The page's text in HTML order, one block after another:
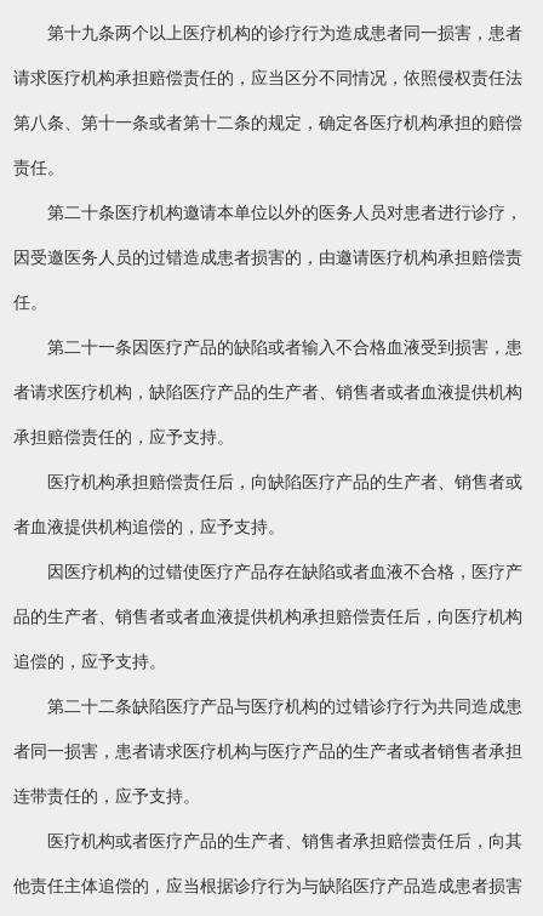
第十九条两个以上医疗机构的诊疗行为造成患者同一损害，患者
请求医疗机构承担赔偿责任的，应当区分不同情况，依照侵权责任法
第八条、第十一条或者第十二条的规定，确定各医疗机构承担的赔偿
责任。
第二十条医疗机构邀请本单位以外的医务人员对患者进行诊疗，
因受邀医务人员的过错造成患者损害的，由邀请医疗机构承担赔偿责
任。
第二十一条因医疗产品的缺陷或者输入不合格血液受到损害，患
者请求医疗机构，缺陷医疗产品的生产者、销售者或者血液提供机构
承担赔偿责任的，应予支持。
医疗机构承担赔偿责任后，向缺陷医疗产品的生产者、销售者或
者血液提供机构追偿的，应予支持。
因医疗机构的过错使医疗产品存在缺陷或者血液不合格，医疗产
品的生产者、销售者或者血液提供机构承担赔偿责任后，向医疗机构
追偿的，应予支持。
第二十二条缺陷医疗产品与医疗机构的过错诊疗行为共同造成患
者同一损害，患者请求医疗机构与医疗产品的生产者或者销售者承担
连带责任的，应予支持。
医疗机构或者医疗产品的生产者、销售者承担赔偿责任后，向其
他责任主体追偿的，应当根据诊疗行为与缺陷医疗产品造成患者损害